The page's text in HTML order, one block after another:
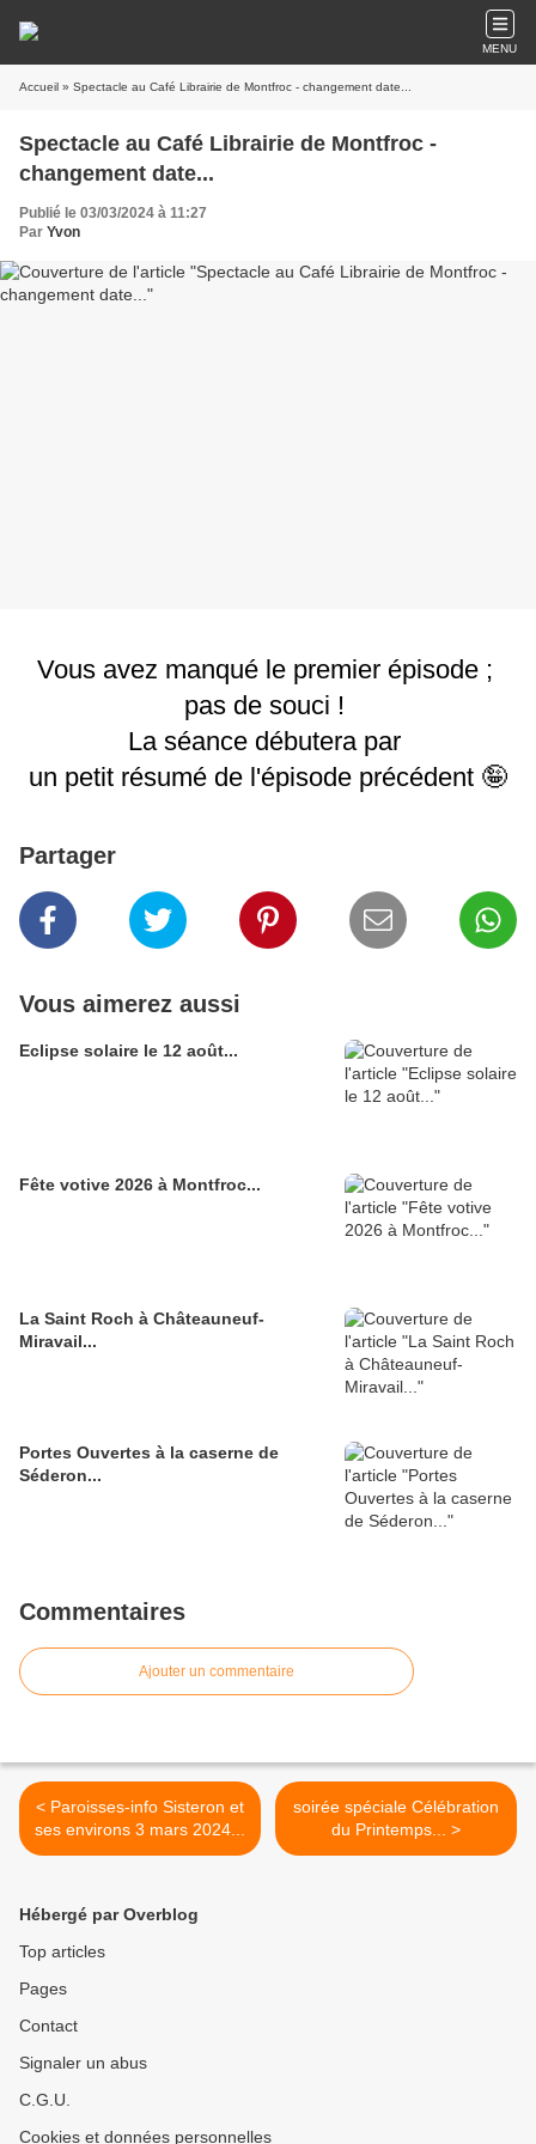
MENU
Accueil » Spectacle au Café Librairie de Montfroc - changement date...
Spectacle au Café Librairie de Montfroc -
changement date...
Publié le 03/03/2024 à 11:27
Par Yvon
Vous avez manqué le premier épisode ;
pas de souci !
La séance débutera par
un petit résumé de l'épisode précédent 🤪
Partager
Vous aimerez aussi
Eclipse solaire le 12 août...
Fête votive 2026 à Montfroc...
La Saint Roch à Châteauneuf-
Miravail...
Portes Ouvertes à la caserne de
Séderon...
Commentaires
Ajouter un commentaire
< Paroisses-info Sisteron et
ses environs 3 mars 2024...
soirée spéciale Célébration
du Printemps... >
Hébergé par Overblog
Top articles
Pages
Contact
Signaler un abus
C.G.U.
Cookies et données personnelles